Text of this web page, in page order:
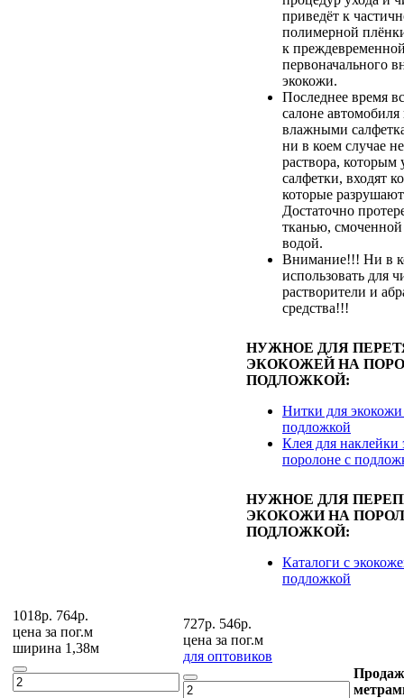
приведёт к
полимерной
к
первоначального
экокожи.
Последнее время
салоне
влажными
ни в коем случае
раствора,
салфетки, входят
которые
Достаточно
тканью,
водой.
Внимание!!! Ни в
использовать для
растворители и
средства!!!
НУЖНОЕ ДЛЯ
ЭКОКОЖЕЙ НА
ПОДЛОЖКОЙ:
Нитки для
подложкой
Клея для наклейки
поролоне с
НУЖНОЕ ДЛЯ
ЭКОКОЖИ НА
ПОДЛОЖКОЙ:
Каталоги с
подложкой
1018р. 764р.
цена за пог.м
ширина 1,38м
727р. 546р.
цена за пог.м
для оптовиков